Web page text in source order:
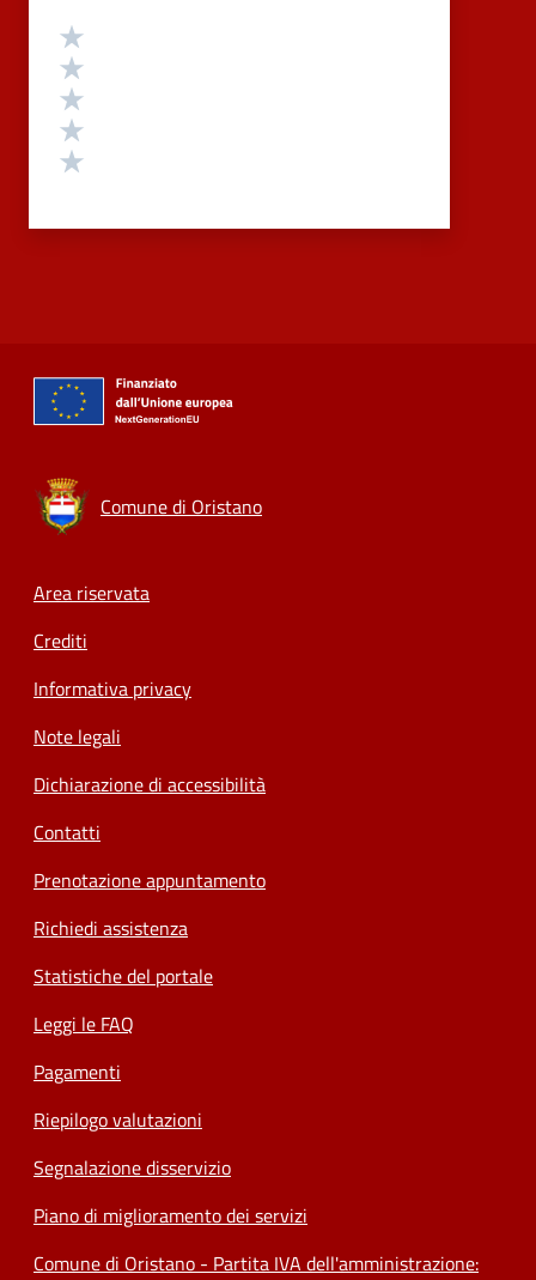
Valutazione
Comune di Oristano
Footer menu
Area riservata
Crediti
Informativa privacy
Note legali
Dichiarazione di accessibilità
Contatti
Prenotazione appuntamento
Richiedi assistenza
Statistiche del portale
Leggi le FAQ
Pagamenti
Riepilogo valutazioni
Segnalazione disservizio
Piano di miglioramento dei servizi
Comune di Oristano - Partita IVA dell'amministrazione: